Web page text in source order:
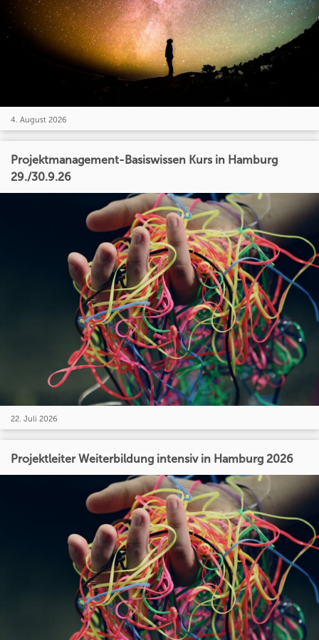
4. August 2026
Projektmanagement-Basiswissen Kurs in Hamburg
29./30.9.26
22. Juli 2026
Projektleiter Weiterbildung intensiv in Hamburg 2026